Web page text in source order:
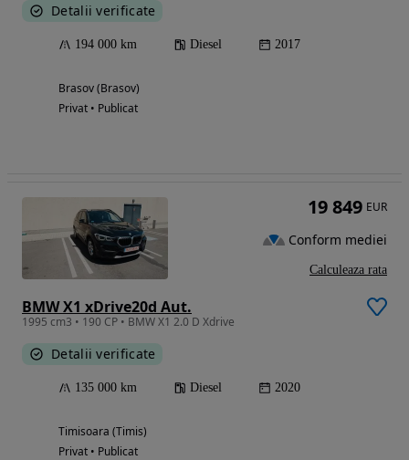
Detalii verificate
194 000 km Diesel 2017
Brasov (Brasov)
Privat • Publicat
BMW X1 xDrive20d Aut.
1995 cm3 • 190 CP • BMW X1 2.0 D Xdrive
Detalii verificate
135 000 km Diesel 2020
Timisoara (Timis)
Privat • Publicat
19 849 EUR
Conform mediei
Calculeaza rata